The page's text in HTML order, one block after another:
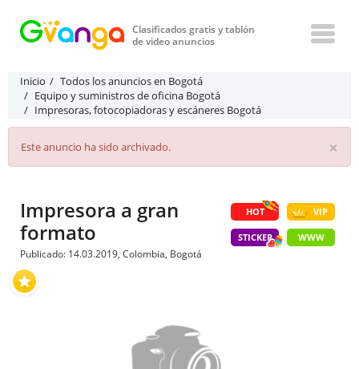
Clasificados gratis y tablón
de video anuncios
Inicio
Todos los anuncios en Bogotá
Equipo y suministros de oficina Bogotá
Impresoras, fotocopiadoras y escáneres Bogotá
×
Este anuncio ha sido archivado.
HOT VIP
STICKER WWW
Impresora a gran
formato
Publicado: 14.03.2019, Colombia, Bogotá